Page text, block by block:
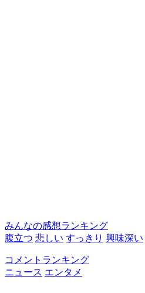
みんなの感想ランキング
腹立つ 悲しい すっきり 興味深い
コメントランキング
ニュース エンタメ